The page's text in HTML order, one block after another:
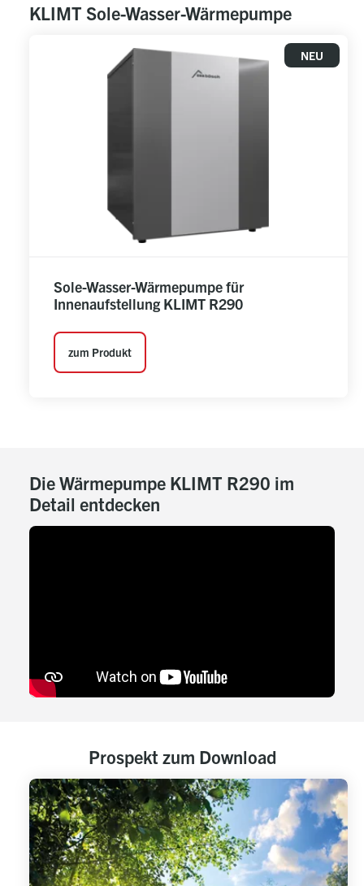
KLIMT Sole-Wasser-Wärmepumpe
NEU
Sole-Wasser-Wärmepumpe für
Innenaufstellung KLIMT R290
zum Produkt
Die Wärmepumpe KLIMT R290 im
Detail entdecken
Prospekt zum Download